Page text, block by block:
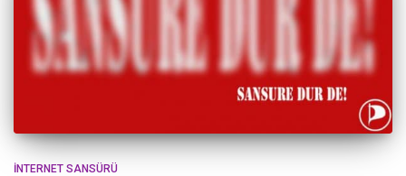
İNTERNET SANSÜRÜ